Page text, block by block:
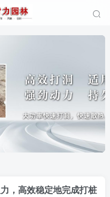
，高效稳定地完成打桩